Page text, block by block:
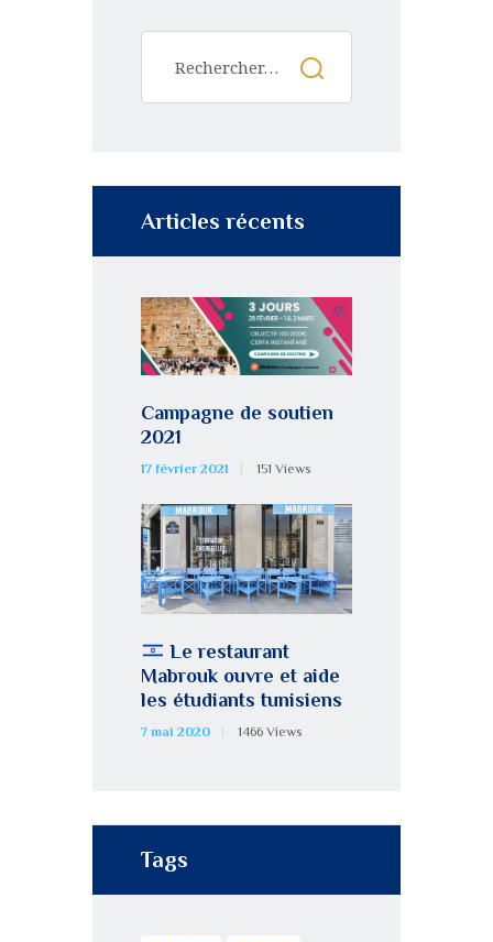
Articles récents
Campagne de soutien
2021
17 février 2021 151 Views
Le restaurant
Mabrouk ouvre et aide
les étudiants tunisiens
7 mai 2020 1466 Views
Tags